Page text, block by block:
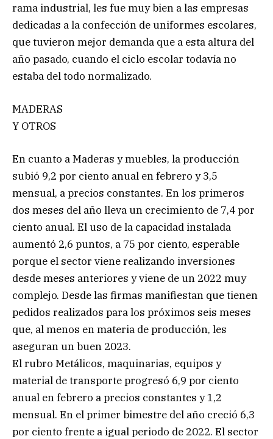
rama industrial, les fue muy bien a las empresas
dedicadas a la confección de uniformes escolares,
que tuvieron mejor demanda que a esta altura del
año pasado, cuando el ciclo escolar todavía no
estaba del todo normalizado.
MADERAS
Y OTROS
En cuanto a Maderas y muebles, la producción
subió 9,2 por ciento anual en febrero y 3,5
mensual, a precios constantes. En los primeros
dos meses del año lleva un crecimiento de 7,4 por
ciento anual. El uso de la capacidad instalada
aumentó 2,6 puntos, a 75 por ciento, esperable
porque el sector viene realizando inversiones
desde meses anteriores y viene de un 2022 muy
complejo. Desde las firmas manifiestan que tienen
pedidos realizados para los próximos seis meses
que, al menos en materia de producción, les
aseguran un buen 2023.
El rubro Metálicos, maquinarias, equipos y
material de transporte progresó 6,9 por ciento
anual en febrero a precios constantes y 1,2
mensual. En el primer bimestre del año creció 6,3
por ciento frente a igual periodo de 2022. El sector